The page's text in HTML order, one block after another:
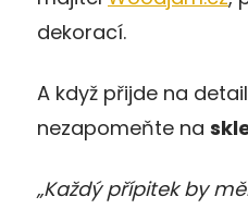
dekorací.
A když přijde na
nezapomeňte na
„Každý přípitek by